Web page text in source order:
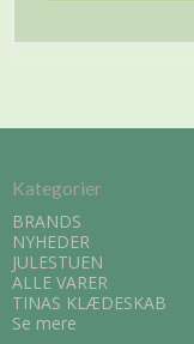
Kategorier
BRANDS
NYHEDER
JULESTUEN
ALLE VARER
TINAS KLÆDESKAB
Se mere